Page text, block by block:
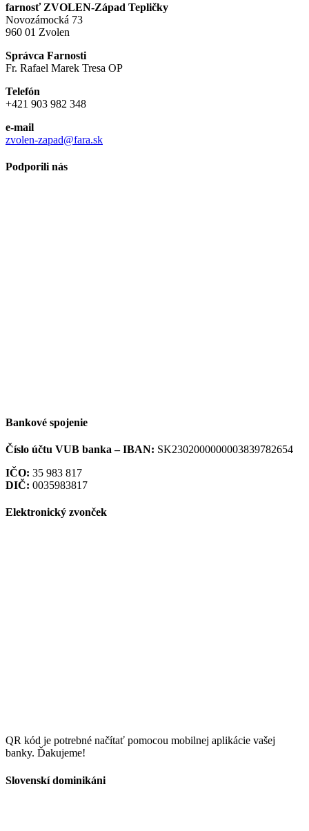
farnosť ZVOLEN-Západ Tepličky
Novozámocká 73
960 01 Zvolen
Správca Farnosti
Fr. Rafael Marek Tresa OP
Telefón
+421 903 982 348
e-mail
zvolen-zapad@fara.sk
Podporili nás
Bankové spojenie
Číslo účtu VUB banka –IBAN: SK2302000000003839782654
IČO: 35 983 817
DIČ: 0035983817
Elektronický zvonček
QR kód je potrebné načítať pomocou mobilnej aplikácie vašej
banky. Ďakujeme!
Slovenskí dominikáni